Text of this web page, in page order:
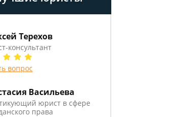
Терехов
консультант
вопрос
Васильева
юрист в сфере
права